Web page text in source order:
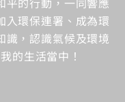
入環保連署、成為環
識，認識氣候及環境
的生活當中！